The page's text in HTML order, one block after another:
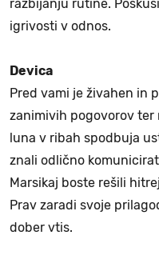
razbijanju rutine.
igrivosti v odnos.
Devica
Pred vami je živahen in
zanimivih pogovorov
luna v ribah spodbuja
znali odlično
Marsikaj boste rešili
Prav zaradi svoje
dober vtis.